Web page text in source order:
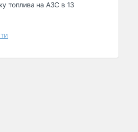
топлива на АЗС в 13